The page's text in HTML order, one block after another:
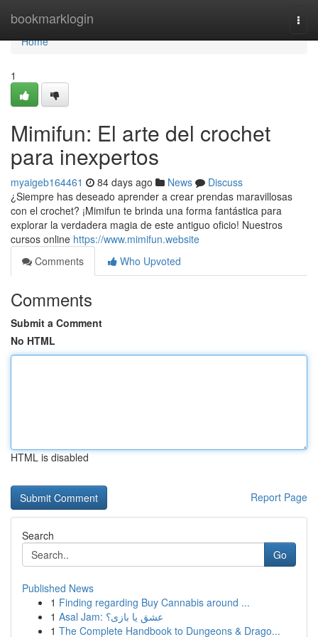
bookmarklogin
Home
Home
1
Mimifun: El arte del crochet
para inexpertos
myaigeb164461 84 days ago News
Discuss
¿Siempre has deseado aprender a crear prendas maravillosas
con el crochet? ¡Mimifun te brinda una forma fantástica para
explorar la verdadera magia de este antiguo oficio! Nuestros
cursos online https://www.mimifun.website
Comments
Who Upvoted
Comments
Submit a Comment
No HTML
HTML is disabled
Report Page
Search
Go
Published News
1 Finding regarding Buy Cannabis around ...
1
Asal Jam: عشق یا بازی؟
1 The Complete Handbook to Dungeons & Drago...